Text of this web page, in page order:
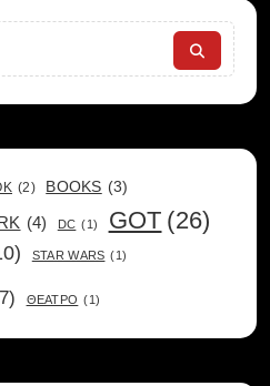
(2) BOOKS (3)
(4) DC (1) GOT (26)
STAR WARS (1)
ΘΕΑΤΡΟ (1)